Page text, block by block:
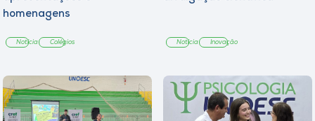
homenagens
Notícia Colégios Notícia Inovação